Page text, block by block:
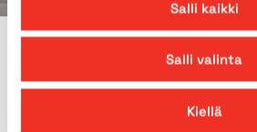
Salli kaikki
Salli valinta
Kiellä
Uthyrning av kranar